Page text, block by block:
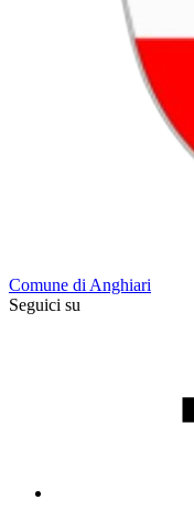
Comune di Anghiari
Seguici su